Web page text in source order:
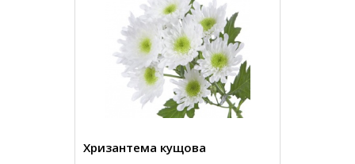
Хризантема кущова